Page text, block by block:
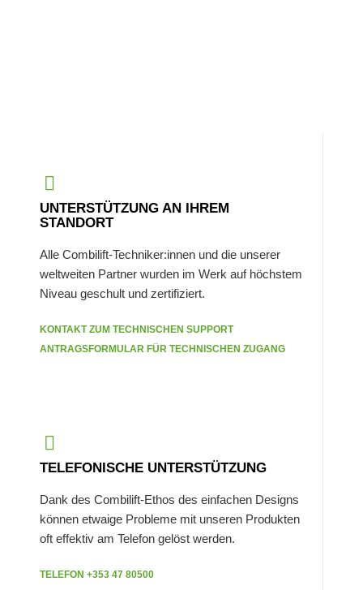
UNTERSTÜTZUNG AN IHREM
STANDORT
Alle Combilift-Techniker:innen und die unserer
weltweiten Partner wurden im Werk auf höchstem
Niveau geschult und zertifiziert.
KONTAKT ZUM TECHNISCHEN SUPPORT
ANTRAGSFORMULAR FÜR TECHNISCHEN ZUGANG
TELEFONISCHE UNTERSTÜTZUNG
Dank des Combilift-Ethos des einfachen Designs
können etwaige Probleme mit unseren Produkten
oft effektiv am Telefon gelöst werden.
TELEFON +353 47 80500